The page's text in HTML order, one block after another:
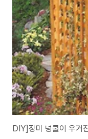
생활 등 맞춤정보 제공. 생활
http://www.welchon.com/
DIY]장미 넝쿨이 우거